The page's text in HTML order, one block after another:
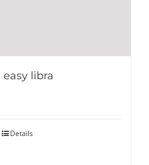
easy libra
Details